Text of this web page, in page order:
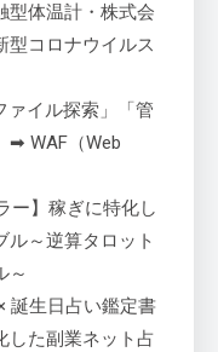
型体温計・株式会
型コロナウイルス
ァイル探索」「管
➡ WAF（Web
ー】稼ぎに特化し
ル～逆算タロット
～
誕生日占い鑑定書
した副業ネット占